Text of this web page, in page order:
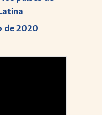
de 2020